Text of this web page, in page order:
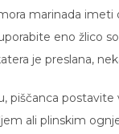
marinada imeti
eno žlico
je preslana,
piščanca
ali plinskim